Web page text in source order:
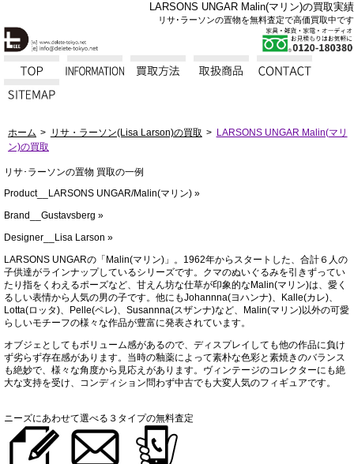
LARSONS UNGAR Malin(マリン)の買取実績
リサ･ラーソンの置物を無料査定で高価買取中です
ホーム リサ・ラーソン(Lisa Larson)の買取
LARSONS UNGAR Malin(マリ
ン)の買取
リサ･ラーソンの置物 買取の一例
Product__LARSONS UNGAR/Malin(マリン) »
Brand__Gustavsberg »
Designer__Lisa Larson »
LARSONS UNGARの「Malin(マリン)」。1962年からスタートした、合計６人の
子供達がラインナップしているシリーズです。クマのぬいぐるみを引きずってい
たり指をくわえるポーズなど、甘えん坊な仕草が印象的なMalin(マリン)は、愛く
るしい表情から人気の男の子です。他にもJohannna(ヨハンナ)、Kalle(カレ)、
Lotta(ロッタ)、Pelle(ペレ)、Susannna(スザンナ)など、Malin(マリン)以外の可愛
らしいモチーフの様々な作品が豊富に発表されています。
オブジェとしてもボリューム感があるので、ディスプレイしても他の作品に負け
ず劣らず存在感があります。当時の釉薬によって素朴な色彩と素焼きのバランス
も絶妙で、様々な角度から見応えがあります。ヴィンテージのコレクターにも絶
大な支持を受け、コンディション問わず中古でも大変人気のフィギュアです。
ニーズにあわせて選べる３タイプの無料査定